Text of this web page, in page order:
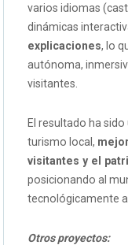
varios idiomas
dinámicas
explicaciones, lo
autónoma,
visitantes.
El resultado ha
turismo local,
visitantes y el
posicionando al
tecnológicamente
Otros proyectos: